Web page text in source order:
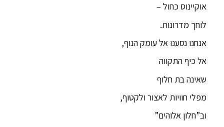
אוקיינוס כחול –
לוחך מדרונות.
אנחנו נסענו אל עומק הנוף,
אל כיף התקווה
שאינה בת חלוף
מפלי חוויות לאצור ולקטוף,
וב”חלון אלוהים”